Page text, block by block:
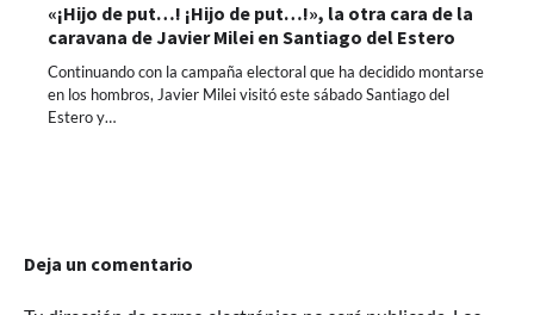
«¡Hijo de put…! ¡Hijo de put…!», la otra cara de la
caravana de Javier Milei en Santiago del Estero
Continuando con la campaña electoral que ha decidido montarse
en los hombros, Javier Milei visitó este sábado Santiago del
Estero y…
Deja un comentario